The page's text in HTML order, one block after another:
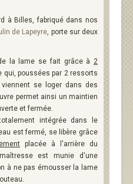
à Billes, fabriqué dans nos
de Lapeyre, porte sur deux
la lame se fait grâce à 2
qui, poussées par 2 ressorts
se loger dans des
permet ainsi un maintien
et fermée.
intégrée dans le
est fermé, se libère grâce
placée à l'arrière du
est munie d'une
à ne pas émousser la lame